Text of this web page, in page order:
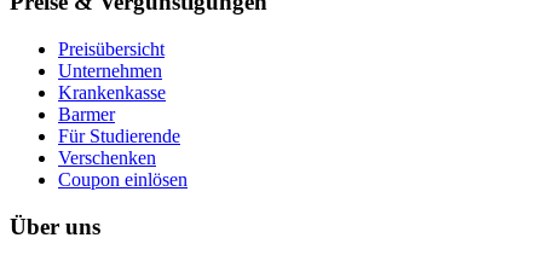
Preisübersicht
Unternehmen
Krankenkasse
Barmer
Für Studierende
Ver­schen­ken
Coupon einlösen
Über uns